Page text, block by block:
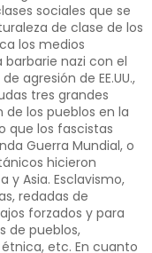
sociales que se
de clase de los
los medios
nazi con el
agresión de EE.UU.,
tres grandes
de los pueblos en la
que los fascistas
Guerra Mundial, o
hicieron
y Asia. Esclavismo,
redadas de
forzados y para
de pueblos,
etc. En cuanto